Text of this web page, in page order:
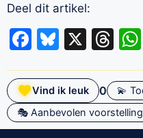
Deel dit artikel:
Facebook
Bluesky
X
Vind ik leuk 0
💫
🎭 Aanbevolen